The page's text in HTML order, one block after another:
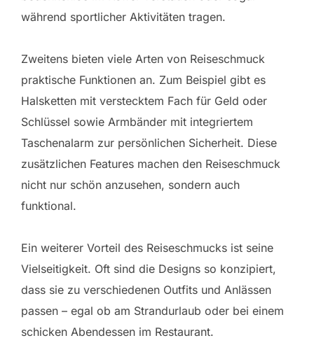
während sportlicher Aktivitäten tragen.
Zweitens bieten viele Arten von Reiseschmuck
praktische Funktionen an. Zum Beispiel gibt es
Halsketten mit verstecktem Fach für Geld oder
Schlüssel sowie Armbänder mit integriertem
Taschenalarm zur persönlichen Sicherheit. Diese
zusätzlichen Features machen den Reiseschmuck
nicht nur schön anzusehen, sondern auch
funktional.
Ein weiterer Vorteil des Reiseschmucks ist seine
Vielseitigkeit. Oft sind die Designs so konzipiert,
dass sie zu verschiedenen Outfits und Anlässen
passen – egal ob am Strandurlaub oder bei einem
schicken Abendessen im Restaurant.